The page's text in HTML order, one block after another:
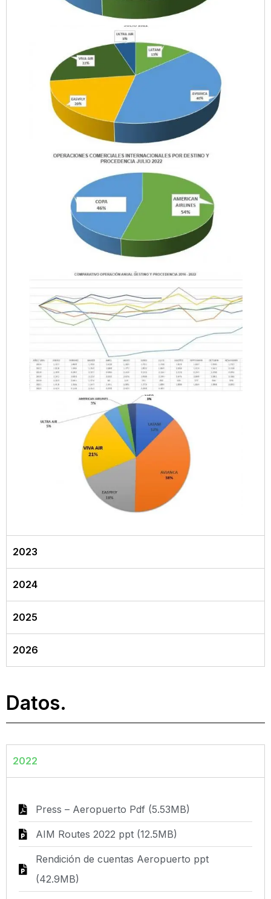
2023
2024
2025
2026
Datos.
2022
Press – Aeropuerto Pdf (5.53MB)
AIM Routes 2022 ppt (12.5MB)
Rendición de cuentas Aeropuerto ppt
(42.9MB)